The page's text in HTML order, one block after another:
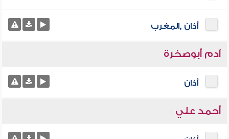
أذان ,المغرب
آدم أبوصخرة
أذان
أحمد علي